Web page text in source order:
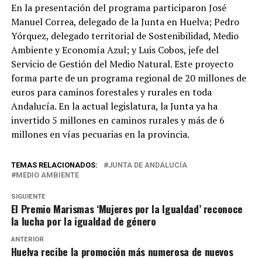
En la presentación del programa participaron José
Manuel Correa, delegado de la Junta en Huelva; Pedro
Yórquez, delegado territorial de Sostenibilidad, Medio
Ambiente y Economía Azul; y Luis Cobos, jefe del
Servicio de Gestión del Medio Natural. Este proyecto
forma parte de un programa regional de 20 millones de
euros para caminos forestales y rurales en toda
Andalucía. En la actual legislatura, la Junta ya ha
invertido 5 millones en caminos rurales y más de 6
millones en vías pecuarias en la provincia.
TEMAS RELACIONADOS:
JUNTA DE ANDALUCÍA
MEDIO AMBIENTE
SIGUIENTE
El Premio Marismas ‘Mujeres por la Igualdad’ reconoce
la lucha por la igualdad de género
ANTERIOR
Huelva recibe la promoción más numerosa de nuevos